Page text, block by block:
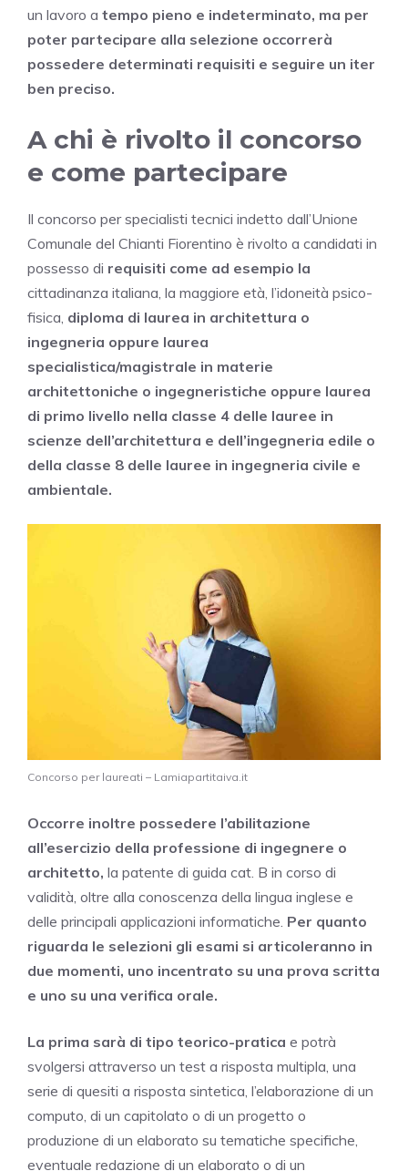
un lavoro a tempo pieno e indeterminato, ma per
poter partecipare alla selezione occorrerà
possedere determinati requisiti e seguire un iter
ben preciso.
A chi è rivolto il concorso
e come partecipare
Il concorso per specialisti tecnici indetto dall’Unione
Comunale del Chianti Fiorentino è rivolto a candidati in
possesso di requisiti come ad esempio la
cittadinanza italiana, la maggiore età, l’idoneità psico-
fisica, diploma di laurea in architettura o
ingegneria oppure laurea
specialistica/magistrale in materie
architettoniche o ingegneristiche oppure laurea
di primo livello nella classe 4 delle lauree in
scienze dell’architettura e dell’ingegneria edile o
della classe 8 delle lauree in ingegneria civile e
ambientale.
Concorso per laureati – Lamiapartitaiva.it
Occorre inoltre possedere l’abilitazione
all’esercizio della professione di ingegnere o
architetto, la patente di guida cat. B in corso di
validità, oltre alla conoscenza della lingua inglese e
delle principali applicazioni informatiche. Per quanto
riguarda le selezioni gli esami si articoleranno in
due momenti, uno incentrato su una prova scritta
e uno su una verifica orale.
La prima sarà di tipo teorico-pratica e potrà
svolgersi attraverso un test a risposta multipla, una
serie di quesiti a risposta sintetica, l’elaborazione di un
computo, di un capitolato o di un progetto o
produzione di un elaborato su tematiche specifiche,
eventuale redazione di un elaborato o di un